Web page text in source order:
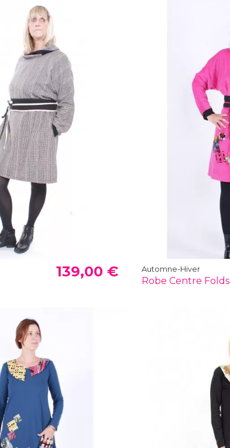
139,00 € Automne-Hiver
Robe Centre Folds